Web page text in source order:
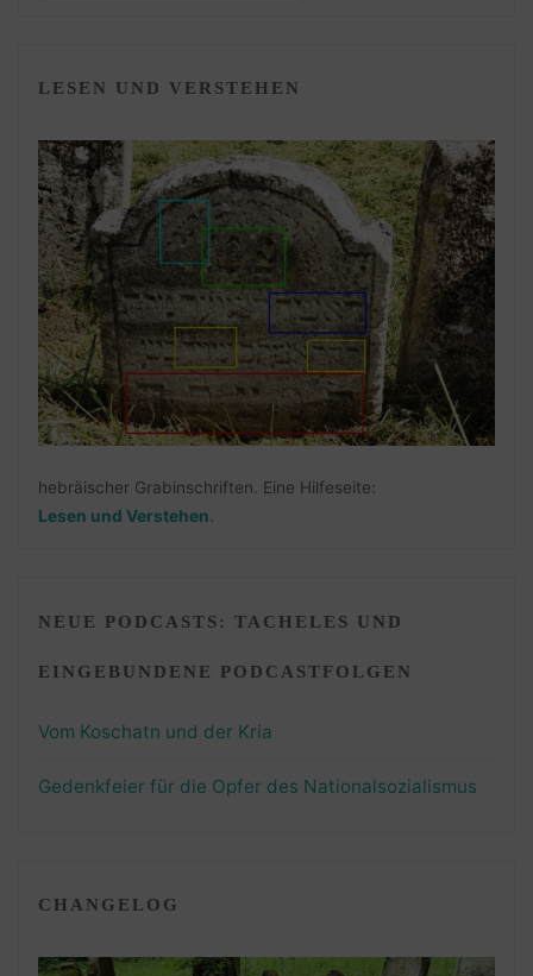
LESEN UND VERSTEHEN
hebräischer Grabinschriften. Eine Hilfeseite:
Lesen und Verstehen
NEUE PODCASTS: TACHELES UND
EINGEBUNDENE PODCASTFOLGEN
Vom Koschatn und der Kria
Gedenkfeier für die Opfer des Nationalsozialismus
CHANGELOG